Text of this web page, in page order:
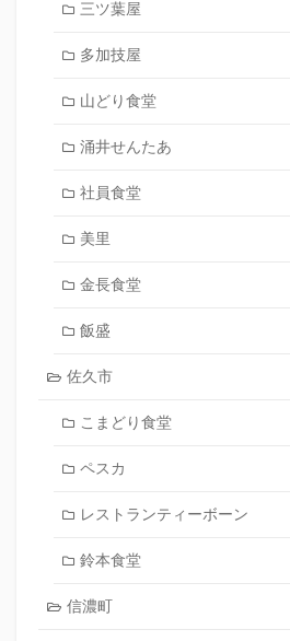
三ツ葉屋
多加技屋
山どり食堂
涌井せんたあ
社員食堂
美里
金長食堂
飯盛
佐久市
こまどり食堂
ペスカ
レストランティーボーン
鈴本食堂
信濃町